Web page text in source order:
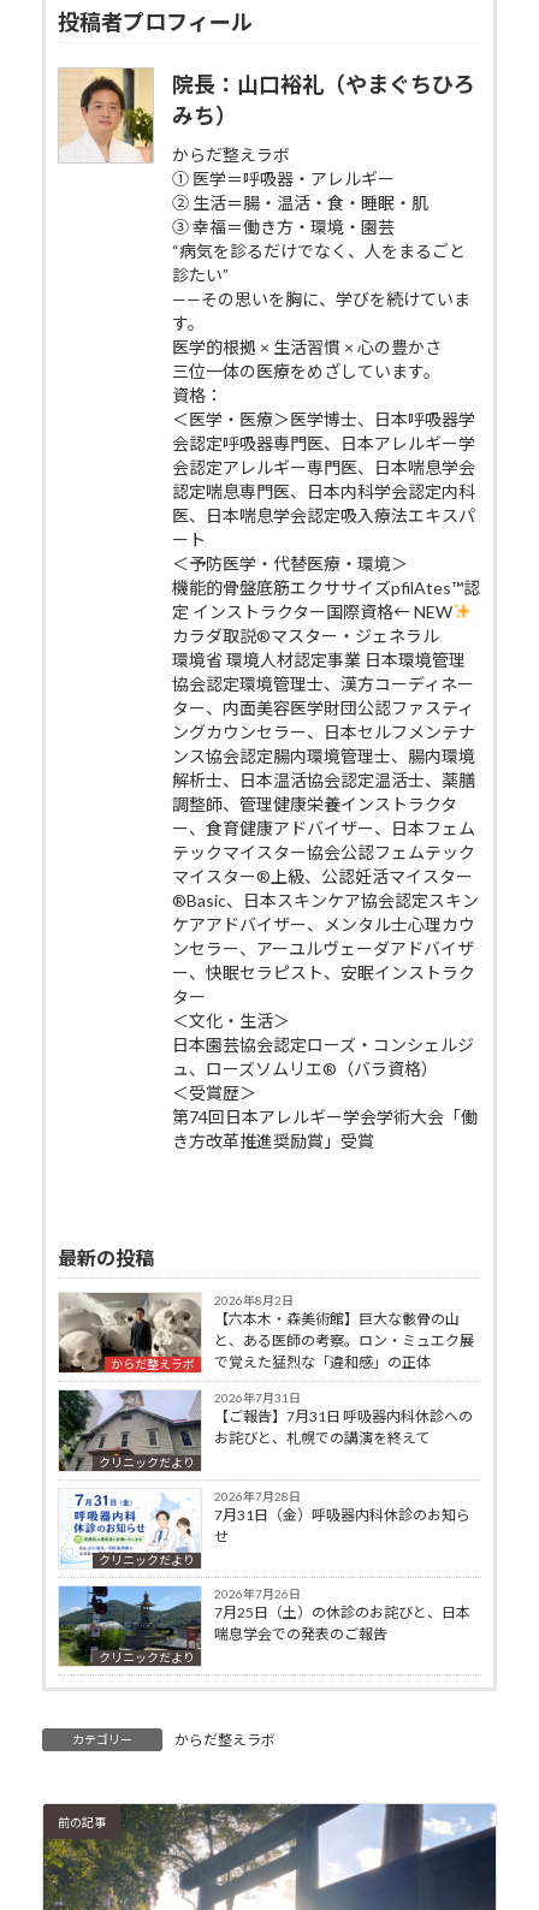
投稿者プロフィール
院長：山口裕礼（やまぐちひろ
みち）
からだ整えラボ
① 医学＝呼吸器・アレルギー
② 生活＝腸・温活・食・睡眠・肌
③ 幸福＝働き方・環境・園芸
“病気を診るだけでなく、人をまるごと
診たい”
——その思いを胸に、学びを続けていま
す。
医学的根拠 × 生活習慣 × 心の豊かさ
三位一体の医療をめざしています。
資格：
＜医学・医療＞医学博士、日本呼吸器学
会認定呼吸器専門医、日本アレルギー学
会認定アレルギー専門医、日本喘息学会
認定喘息専門医、日本内科学会認定内科
医、日本喘息学会認定吸入療法エキスパ
ート
＜予防医学・代替医療・環境＞
機能的骨盤底筋エクササイズpfilAtes™認
定 インストラクター国際資格← NEW
カラダ取説®マスター・ジェネラル
環境省 環境人材認定事業 日本環境管理
協会認定環境管理士、漢方コーディネー
ター、内面美容医学財団公認ファスティ
ングカウンセラー、日本セルフメンテナ
ンス協会認定腸内環境管理士、腸内環境
解析士、日本温活協会認定温活士、薬膳
調整師、管理健康栄養インストラクタ
ー、食育健康アドバイザー、日本フェム
テックマイスター協会公認フェムテック
マイスター®上級、公認妊活マイスター
®Basic、日本スキンケア協会認定スキン
ケアアドバイザー、メンタル士心理カウ
ンセラー、アーユルヴェーダアドバイザ
ー、快眠セラピスト、安眠インストラク
ター
＜文化・生活＞
日本園芸協会認定ローズ・コンシェルジ
ュ、ローズソムリエ®（バラ資格）
＜受賞歴＞
第74回日本アレルギー学会学術大会「働
き方改革推進奨励賞」受賞
最新の投稿
からだ整えラボ
2026年8月2日
【六本木・森美術館】巨大な骸骨の山
と、ある医師の考察。ロン・ミュエク展
で覚えた猛烈な「違和感」の正体
クリニックだより
2026年7月31日
【ご報告】7月31日 呼吸器内科休診への
お詫びと、札幌での講演を終えて
クリニックだより
2026年7月28日
7月31日（金）呼吸器内科休診のお知ら
せ
クリニックだより
2026年7月26日
7月25日（土）の休診のお詫びと、日本
喘息学会での発表のご報告
カテゴリー からだ整えラボ
前の記事